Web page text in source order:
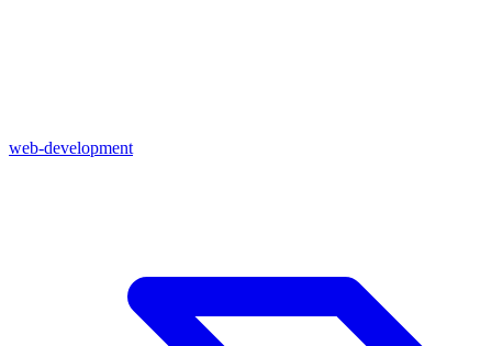
web-development